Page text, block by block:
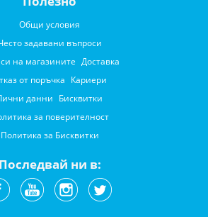
Общи условия
задавани въпроси
на магазините Доставка
от поръчка Кариери
данни Бисквитки
за поверителност
Политика за Бисквитки
Последвай ни в: